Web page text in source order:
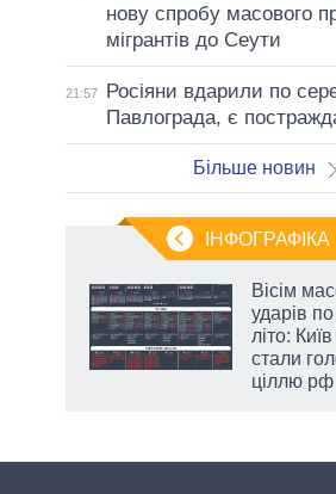
нову спробу масового
мігрантів до Сеути
21:57
Росіяни вдарили по
Павлограда, є
Більше новин
ІНФОГРАФІКА
Вісім
ударів по
літо:
стали
ціллю рф